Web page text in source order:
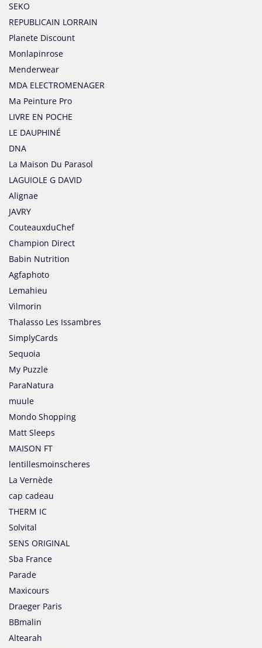
SEKO
REPUBLICAIN LORRAIN
Planete Discount
Monlapinrose
Menderwear
MDA ELECTROMENAGER
Ma Peinture Pro
LIVRE EN POCHE
LE DAUPHINÉ
DNA
La Maison Du Parasol
LAGUIOLE G DAVID
Alignae
JAVRY
CouteauxduChef
Champion Direct
Babin Nutrition
Agfaphoto
Lemahieu
Vilmorin
Thalasso Les Issambres
SimplyCards
Sequoia
My Puzzle
ParaNatura
muule
Mondo Shopping
Matt Sleeps
MAISON FT
lentillesmoinscheres
La Vernède
cap cadeau
THERM IC
Solvital
SENS ORIGINAL
Sba France
Parade
Maxicours
Draeger Paris
BBmalin
Altearah